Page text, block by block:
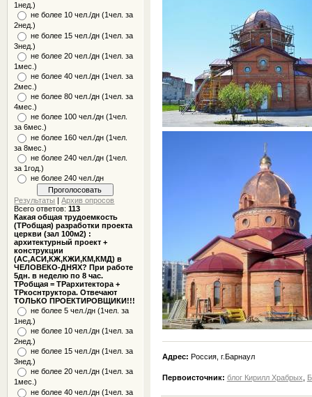
1нед.)
не более 10 чел./дн (1чел. за
2нед.)
не более 15 чел./дн (1чел. за
3нед.)
не более 20 чел./дн (1чел. за
1мес.)
не более 40 чел./дн (1чел. за
2мес.)
не более 80 чел./дн (1чел. за
4мес.)
не более 100 чел./дн (1чел.
за 6мес.)
не более 160 чел./дн (1чел.
за 8мес.)
не более 240 чел./дн (1чел.
за 1год.)
не более 240 чел./дн
Результаты |Архив опросов
Всего ответов:113
Какая общая трудоемкость
(ТРобщая) разработки проекта
церкви (зал 100м2) :
архитектурный проект +
конструкции
(АС,АСИ,КЖ,КЖИ,КМ,КМД) в
ЧЕЛОВЕКО-ДНЯХ? При работе
5дн. в неделю по 8 час.
ТРобщая = ТРархитектора +
ТРкоснтруктора. Отвечают
ТОЛЬКО ПРОЕКТИРОВЩИКИ!!!
не более 5 чел./дн (1чел. за
1нед.)
не более 10 чел./дн (1чел. за
2нед.)
не более 15 чел./дн (1чел. за
3нед.)
не более 20 чел./дн (1чел. за
1мес.)
не более 40 чел./дн (1чел. за
Адрес: Россия, г.Барнаул
Первоисточник: блог Кирилл Храбрых